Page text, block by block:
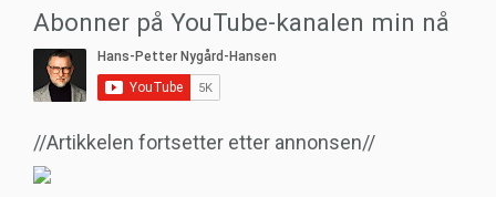
Abonner på YouTube-kanalen min nå
//Artikkelen fortsetter etter annonsen//